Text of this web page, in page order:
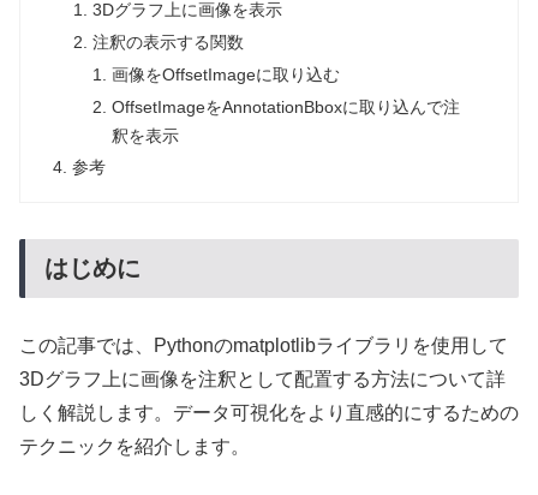
3Dグラフ上に画像を表示
注釈の表示する関数
画像をOffsetImageに取り込む
OffsetImageをAnnotationBboxに取り込んで注
釈を表示
参考
はじめに
この記事では、Pythonのmatplotlibライブラリを使用して
3Dグラフ上に画像を注釈として配置する方法について詳
しく解説します。データ可視化をより直感的にするための
テクニックを紹介します。